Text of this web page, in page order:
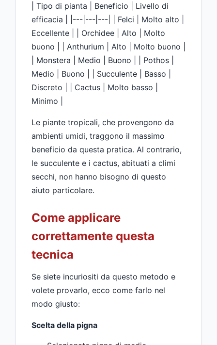
| Tipo di pianta | Beneficio | Livello di
efficacia | |---|---|---| | Felci | Molto alto |
Eccellente | | Orchidee | Alto | Molto
buono | | Anthurium | Alto | Molto buono |
| Monstera | Medio | Buono | | Pothos |
Medio | Buono | | Succulente | Basso |
Discreto | | Cactus | Molto basso |
Minimo |
Le piante tropicali, che provengono da
ambienti umidi, traggono il massimo
beneficio da questa pratica. Al contrario,
le succulente e i cactus, abituati a climi
secchi, non hanno bisogno di questo
aiuto particolare.
Come applicare
correttamente questa
tecnica
Se siete incuriositi da questo metodo e
volete provarlo, ecco come farlo nel
modo giusto:
Scelta della pigna